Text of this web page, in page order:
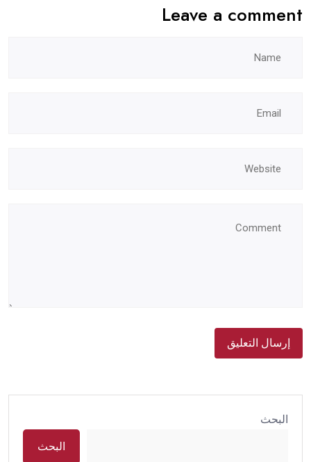
Leave a comment
البحث
البحث